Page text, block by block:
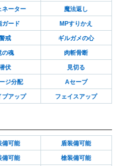
ネーター 魔法返し
ガード MPすりかえ
戒 ギルガメの心
の魂 肉斬骨断
伏 見切る
ジ分配 Aセーブ
ブアップ フェイスアップ
備可能 盾装備可能
備可能 槍装備可能